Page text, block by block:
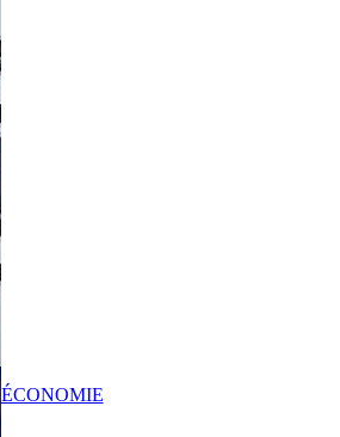
ÉCONOMIE